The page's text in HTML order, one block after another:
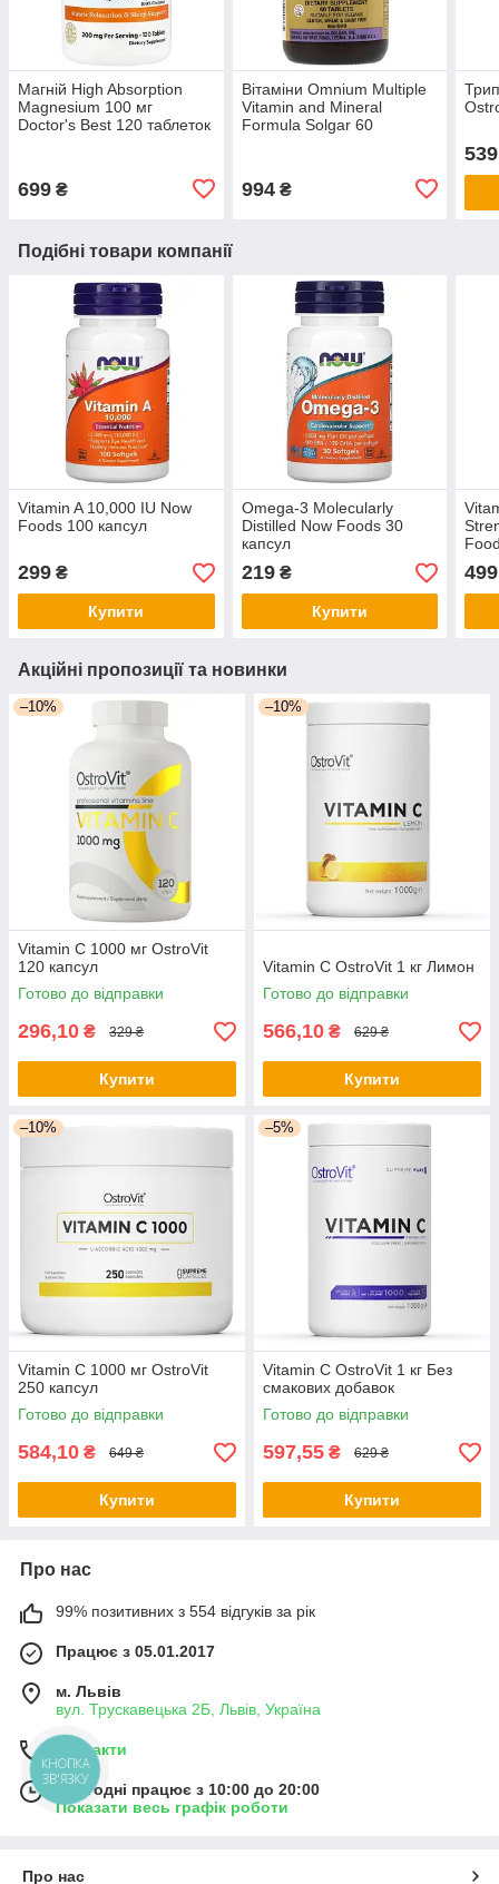
Магній High Absorption
Magnesium 100 мг
Doctor's Best 120 таблеток
699 ₴
Вітаміни Omnium Multiple
Vitamin and Mineral
Formula Solgar 60
994₴
539
Подібні товари компанії
Vitamin A 10,000 IU Now
Foods 100 капсул
299 ₴
Купити
Omega-3 Molecularly
Distilled Now Foods 30
капсул
219₴
Купити
499
Акційні пропозиції та новинки
–10%
Vitamin C 1000 мг OstroVit
120 капсул
Готово до відправки
296,10 ₴ 329 ₴
Купити
–10%
Vitamin C OstroVit 1 кг Лимон
Готово до відправки
566,10 ₴ 629 ₴
Купити
–10%
Vitamin C 1000 мг OstroVit
250 капсул
Готово до відправки
584,10 ₴ 649 ₴
Купити
–5%
Vitamin C OstroVit 1 кг Без
смакових добавок
Готово до відправки
597,55 ₴ 629 ₴
Купити
Про нас
99% позитивних з 554 відгуків за рік
Працює з 05.01.2017
м. Львів
вул. Трускавецька 2Б, Львів, Україна
Контакти
Сьогодні працює з 10:00 до 20:00
Показати весь графік роботи
Про нас
КНОПКА
ЗВ'ЯЗКУ